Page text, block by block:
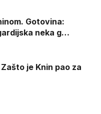
neka g…
je Knin pao za